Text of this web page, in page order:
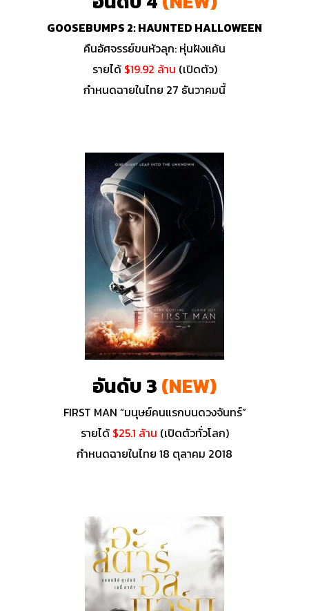
GOOSEBUMPS 2: HAUNTED HALLOWEEN
คืนอัศจรรย์ขนหัวลุก: หุ่นฝังแค้น
รายได้ $19.92 ล้าน (เปิดตัว)
กำหนดฉายในไทย 27 ธันวาคมนี้
อันดับ 3(NEW)
FIRST MAN “มนุษย์คนแรกบนดวงจันทร์”
รายได้ $25.1 ล้าน (เปิดตัวทั่วโลก)
กำหนดฉายในไทย 18 ตุลาคม 2018